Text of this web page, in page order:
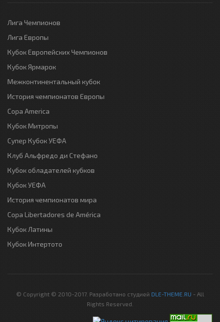
Лига Чемпионов
Лига Европы
Кубок Европейских Чемпионов
Кубок Ярмарок
Межконтинентальный кубок
История чемпионатов Европы
Copa America
Кубок Митропы
Супер Кубок УЕФА
Клуб Альфредо ди Стефано
Кубок обладателей кубков
Кубок УЕФА
История чемпионатов мира
Copa Libertadores de América
Кубок Латины
Кубок Интертото
© Copyright © 2010-2017. Разработано студией DLE-THEME.RU - All
Rights Reserved.